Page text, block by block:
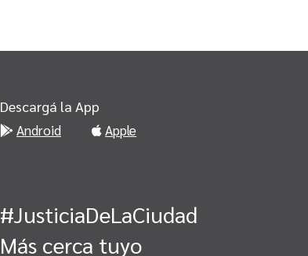
Descargá la App
Android Apple
#JusticiaDeLaCiudad
Más cerca tuyo